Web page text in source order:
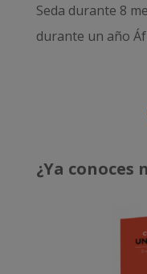
Seda durante 8
durante un año
¿Ya